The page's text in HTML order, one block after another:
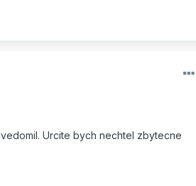
Urcite bych nechtel zbytecne